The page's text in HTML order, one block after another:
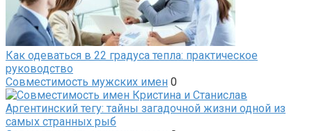
Как одеваться в 22 градуса тепла: практическое
руководство
Совместимость мужских имен 0
Аргентинский тегу: тайны загадочной жизни одной из
самых странных рыб